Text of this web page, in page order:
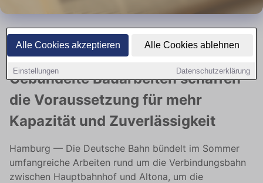
Alle Cookies akzeptieren Alle Cookies ablehnen
Einstellungen Datenschutzerklärung
12. Juni 2026
Gebündelte Bauarbeiten schaffen
die Voraussetzung für mehr
Kapazität und Zuverlässigkeit
Hamburg — Die Deutsche Bahn bündelt im Sommer
umfangreiche Arbeiten rund um die Verbindungsbahn
zwischen Hauptbahnhof und Altona, um die